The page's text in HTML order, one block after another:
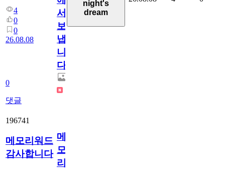
4
0
0
26.08.08
0
댓글
서
보
냅
니
다.
night's
dream
196741
메모리워드
감사합니다
메
모
리